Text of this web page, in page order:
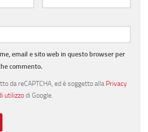
email e sito web in questo browser per
commento.
da reCAPTCHA, ed è soggetto alla Privacy
utilizzodi Google.